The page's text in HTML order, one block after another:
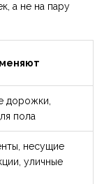
а не на пару
дорожки,
пола
несущие
уличные